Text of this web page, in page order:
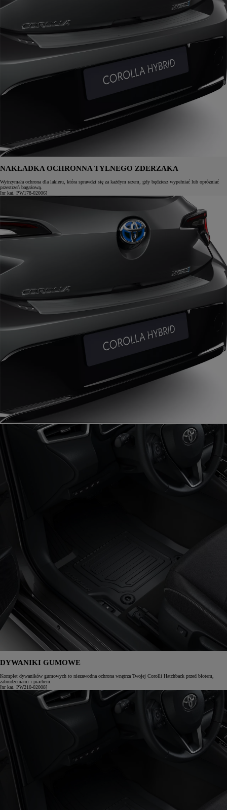
NAKŁADKA OCHRONNA TYLNEGO ZDERZAKA
Wytrzymała ochrona dla lakieru, która sprawdzi się za każdym razem, gdy będziesz wypełniać lub opróżniać
przestrzeń bagażową.
[nr kat. PW178-02006]
DYWANIKI GUMOWE
Komplet dywaników gumowych to niezawodna ochrona wnętrza Twojej Corolli Hatchback przed błotem,
zabrudzeniami i piachem.
[nr kat. PW210-02008]